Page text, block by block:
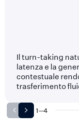
Il turn-taking
latenza e la
contestuale
trasferimento
1—4